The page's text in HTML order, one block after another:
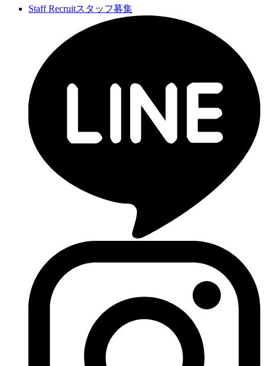
Staff Recruitスタッフ募集